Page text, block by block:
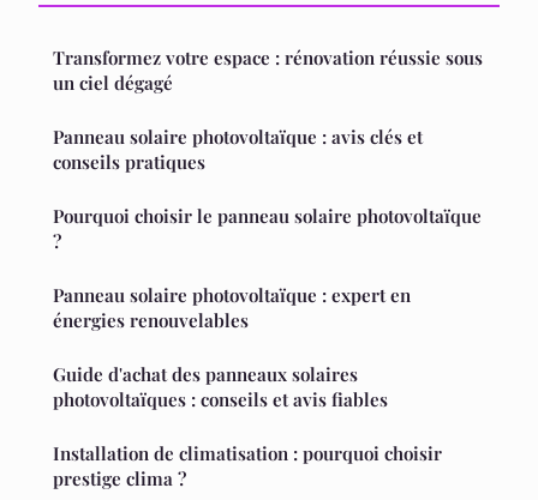
Transformez votre espace : rénovation réussie sous
un ciel dégagé
Panneau solaire photovoltaïque : avis clés et
conseils pratiques
Pourquoi choisir le panneau solaire photovoltaïque
?
Panneau solaire photovoltaïque : expert en
énergies renouvelables
Guide d'achat des panneaux solaires
photovoltaïques : conseils et avis fiables
Installation de climatisation : pourquoi choisir
prestige clima ?